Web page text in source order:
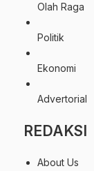
Olah Raga
Politik
Ekonomi
Advertorial
REDAKSI
About Us